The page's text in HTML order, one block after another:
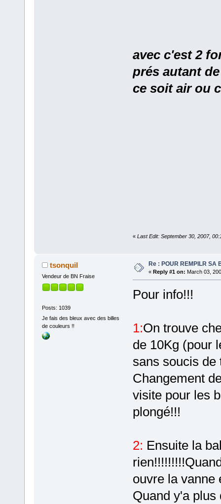
avec c'est 2
prés autant
ce soit air ou
« Last Edit: September 30, 2007,
tsonquil
Vendeur de BN Fraise
Posts: 1039
Je fais des bleux avec des billes
de couleurs !!
Re : POUR REMPILR SA
« Reply #1 on: March 03,
Pour info!!!
1:On trouve
de 10Kg (pour
sans soucis de
Changement
visite pour les
plongé!!!
2: Ensuite la
ouvre la vanne
Quand y'a plus